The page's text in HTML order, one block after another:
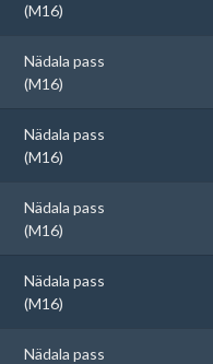
(M16)
Nädala pass
(M16)
Nädala pass
(M16)
Nädala pass
(M16)
Nädala pass
(M16)
Nädala pass